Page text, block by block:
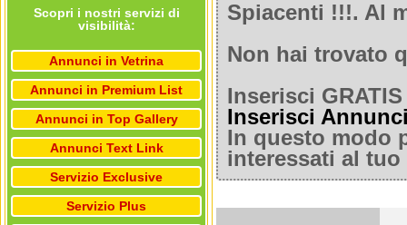
Scopri i nostri servizi di
visibilità:
Annunci in Vetrina
Annunci in Premium List
Annunci in Top Gallery
Annunci Text Link
Servizio Exclusive
Servizio Plus
Spiacenti !!!. Al
Non hai trovato
Inserisci
Inserisci
In questo modo
interessati al